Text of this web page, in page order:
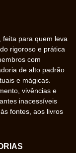
feita para quem leva
rigoroso e prática
com
de alto padrão
e mágicas.
vivências e
inacessíveis
fontes, aos livros